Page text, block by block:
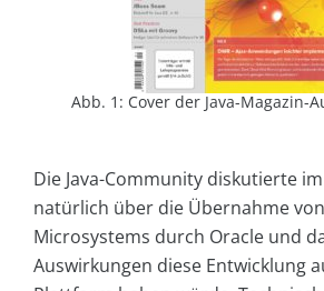
Abb. 1: Cover der Java-Magazin-
Die Java-Community diskutierte
natürlich über die Übernahme
Microsystems durch Oracle und
Auswirkungen diese Entwicklung